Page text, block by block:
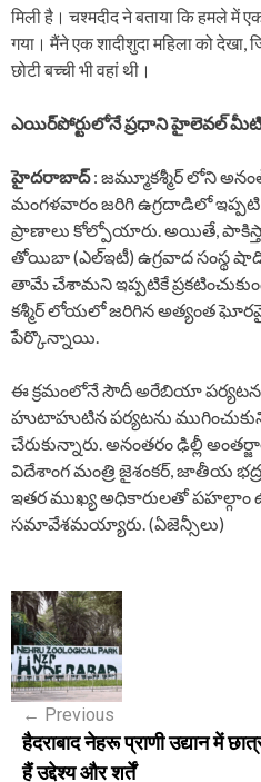
मिली है। चश्मदीद ने बताया कि हमले में एक
गया। मैंने एक शादीशुदा महिला को देखा,
छोटी बच्ची भी वहां थी।
ఎయిర్‌పోర్టులోనే ప్రధాని హైలెవల్
హైదరాబాద్: జమ్మూకశ్మీర్‌ లోని
మంగళవారం జరిగి ఉగ్రదాడిలో ఇప్పటి
ప్రాణాలు కోల్పోయారు. అయితే,
తోయిబా (ఎల్‌ఇ‌టీ) ఉగ్రవాద సంస్థ షాడో
తామే చేశామని ఇప్పటికే
కశ్మీర్ లోయలో జరిగిన అత్యంత
పేర్కొన్నాయి.
ఈ క్రమంలోనే సౌదీ అరేబియా
హుటాహుటిన పర్యటను
చేరుకున్నారు. అనంతరం ఢిల్లీ
విదేశాంగ మంత్రి జైశంకర్, జాతీయ
ఇతర ముఖ్య అధికారులతో పహల్గాం
సమావేశమయ్యారు. (ఏజెన్సీలు)
P
o
s
n
← Previous
हैदराबाद नेहरू प्राणी उद्यान में
हैं उद्देश्य और शर्तें